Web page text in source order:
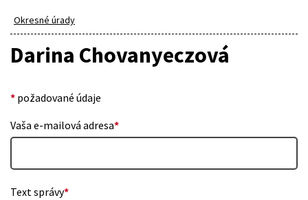
Okresné úrady
Darina Chovanyeczová
* požadované údaje
Vaša e-mailová adresa*
Text správy*